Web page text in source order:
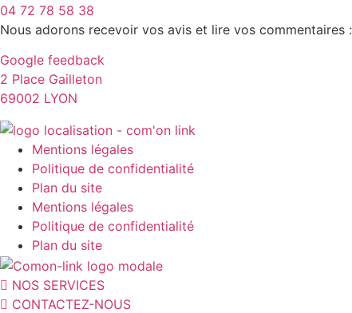
04 72 78 58 38
Nous adorons recevoir vos avis et lire vos commentaires :
Google feedback
2 Place Gailleton
69002 LYON
Mentions légales
Politique de confidentialité
Plan du site
Mentions légales
Politique de confidentialité
Plan du site
NOS SERVICES
CONTACTEZ-NOUS